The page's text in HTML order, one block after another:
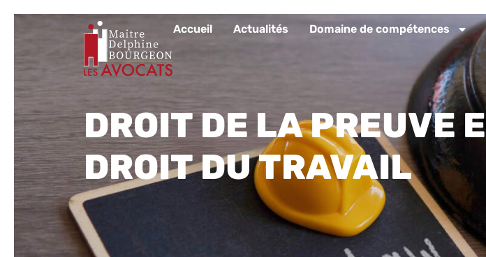
Accueil Actualités Domaine de compétences
DROITDELAPREUVE
DROITDUTRAVAIL